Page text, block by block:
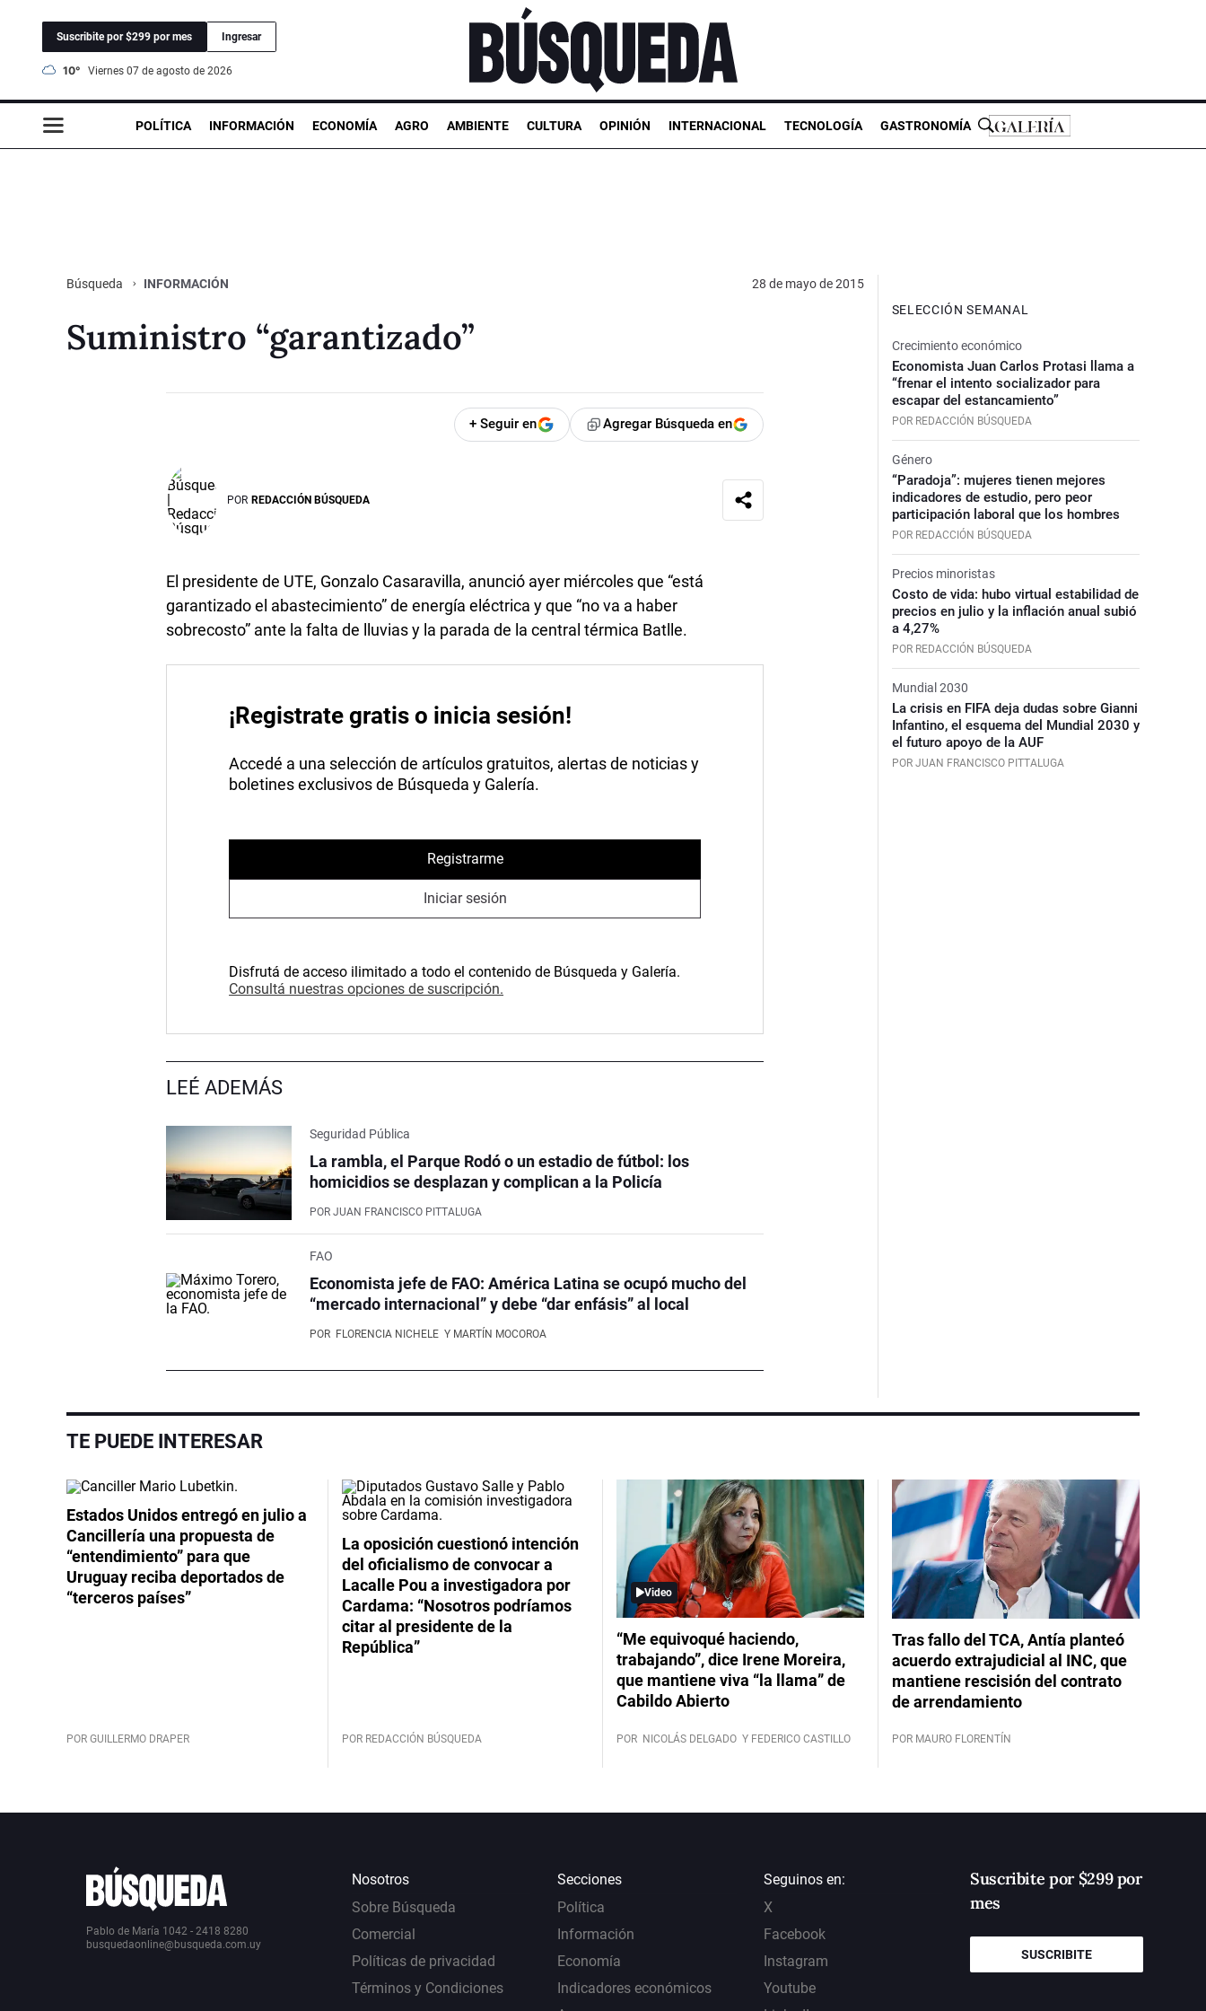
Suscribite por $299 por mes Ingresar
10° viernes 07 de agosto de 2026
POLÍTICA INFORMACIÓN ECONOMÍA AGRO AMBIENTE CULTURA OPINIÓN INTERNACIONAL TECNOLOGÍA GASTRONOMÍA
Búsqueda INFORMACIÓN 28 de mayo de 2015
Suministro “garantizado”
+ Seguir en Agregar Búsqueda en
POR REDACCIÓN BÚSQUEDA
El presidente de UTE, Gonzalo Casaravilla, anunció ayer miércoles que “está
garantizado el abastecimiento” de energía eléctrica y que “no va a haber
sobrecosto” ante la falta de lluvias y la parada de la central térmica Batlle.
¡Registrate gratis o inicia sesión!
Accedé a una selección de artículos gratuitos, alertas de noticias y
boletines exclusivos de Búsqueda y Galería.
Registrarme
Iniciar sesión
Disfrutá de acceso ilimitado a todo el contenido de Búsqueda y Galería.
Consultá nuestras opciones de suscripción.
LEÉ ADEMÁS
Seguridad Pública
La rambla, el Parque Rodó o un estadio de fútbol: los
homicidios se desplazan y complican a la Policía
POR JUAN FRANCISCO PITTALUGA
FAO
Economista jefe de FAO: América Latina se ocupó mucho del
“mercado internacional” y debe “dar enfásis” al local
POR FLORENCIA NICHELE Y MARTÍN MOCOROA
SELECCIÓN SEMANAL
Crecimiento económico
Economista Juan Carlos Protasi llama a
“frenar el intento socializador para
escapar del estancamiento”
POR REDACCIÓN BÚSQUEDA
Género
“Paradoja”: mujeres tienen mejores
indicadores de estudio, pero peor
participación laboral que los hombres
POR REDACCIÓN BÚSQUEDA
Precios minoristas
Costo de vida: hubo virtual estabilidad de
precios en julio y la inflación anual subió
a 4,27%
POR REDACCIÓN BÚSQUEDA
Mundial 2030
La crisis en FIFA deja dudas sobre Gianni
Infantino, el esquema del Mundial 2030 y
el futuro apoyo de la AUF
POR JUAN FRANCISCO PITTALUGA
TE PUEDE INTERESAR
Estados Unidos entregó en julio a
Cancillería una propuesta de
“entendimiento” para que
Uruguay reciba deportados de
“terceros países”
POR GUILLERMO DRAPER
La oposición cuestionó intención
del oficialismo de convocar a
Lacalle Pou a investigadora por
Cardama: “Nosotros podríamos
citar al presidente de la
República”
POR REDACCIÓN BÚSQUEDA
Video
“Me equivoqué haciendo,
trabajando”, dice Irene Moreira,
que mantiene viva “la llama” de
Cabildo Abierto
POR NICOLÁS DELGADO Y FEDERICO CASTILLO
Tras fallo del TCA, Antía planteó
acuerdo extrajudicial al INC, que
mantiene rescisión del contrato
de arrendamiento
POR MAURO FLORENTÍN
Pablo de María 1042 - 2418 8280
busquedaonline@busqueda.com.uy
Nosotros
Sobre Búsqueda
Comercial
Políticas de privacidad
Términos y Condiciones
Secciones
Política
Información
Economía
Indicadores económicos
Seguinos en:
X
Facebook
Instagram
Youtube
Suscribite por $299 por
mes
SUSCRIBITE